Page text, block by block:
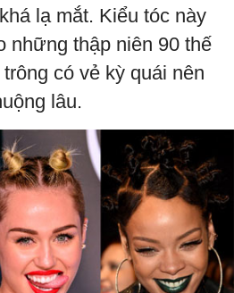
lạ mắt. Kiểu tóc này
những thập niên 90 thế
có vẻ kỳ quái nên
lâu.